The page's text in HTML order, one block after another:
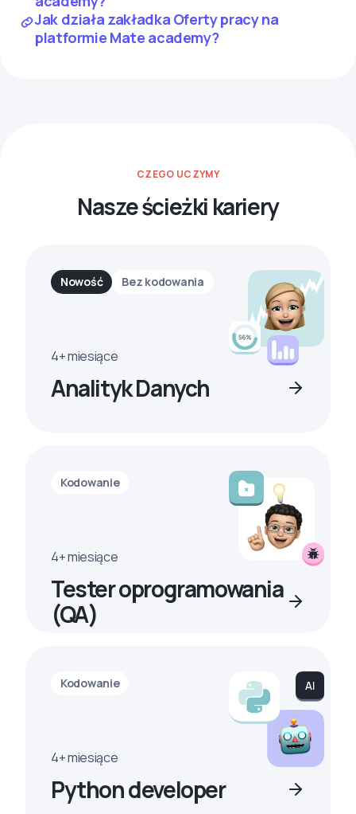
Jak działa zakładka Oferty pracy na
platformie Mate academy?
CZEGO UCZYMY
Nasze ścieżki kariery
Nowość Bez kodowania
4+ miesiące
Analityk Danych
Kodowanie
4+ miesiące
Tester oprogramowania
(QA)
Kodowanie
4+ miesiące
Python developer